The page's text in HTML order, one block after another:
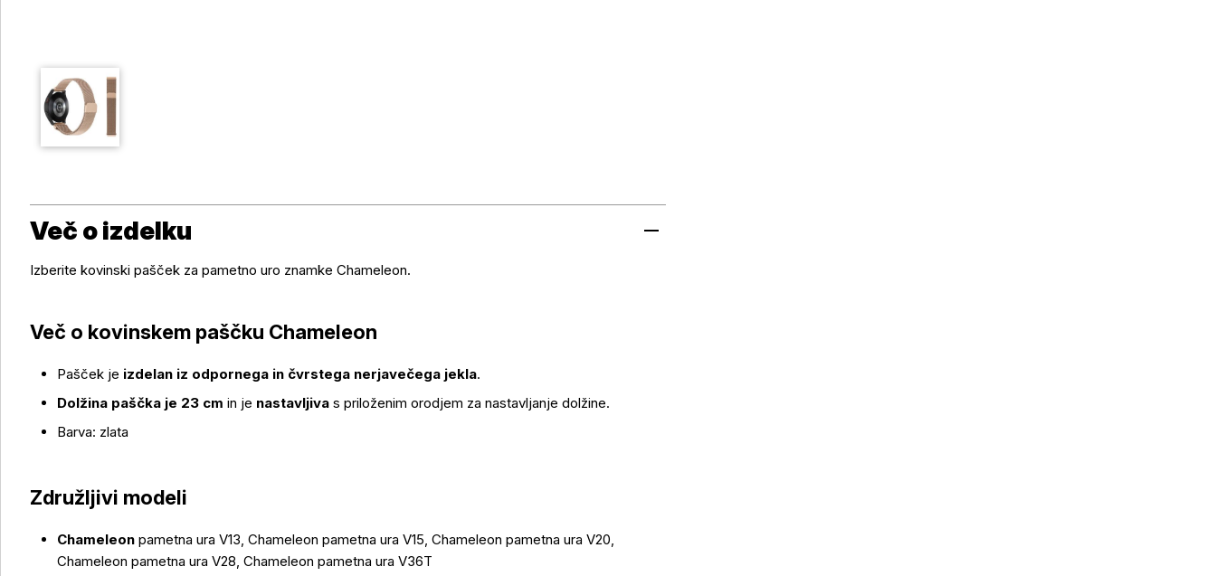
Več o izdelku
Več o izdelku
Izberite kovinski pašček za pametno uro znamke Chameleon.
Več o kovinskem paščku Chameleon
Pašček je izdelan iz odpornega in čvrstega nerjavečega jekla.
Dolžina paščka je 23 cm in je nastavljiva s priloženim orodjem za nastavljanje dolžine.
Barva: zlata
Združljivi modeli
Chameleon pametna ura V13, Chameleon pametna ura V15, Chameleon pametna ura V20,
Chameleon pametna ura V28, Chameleon pametna ura V36T